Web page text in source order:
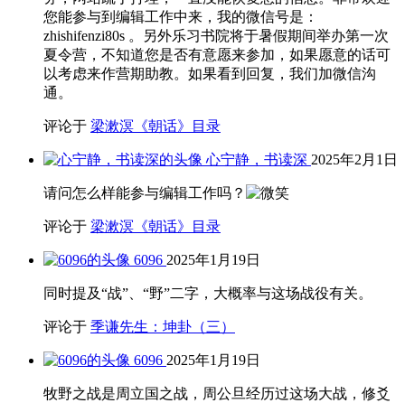
您能参与到编辑工作中来，我的微信号是：
zhishifenzi80s 。另外乐习书院将于暑假期间举办第一次
夏令营，不知道您是否有意愿来参加，如果愿意的话可
以考虑来作营期助教。如果看到回复，我们加微信沟
通。
评论于 梁漱溟《朝话》目录
心宁静，书读深 2025年2月1日
请问怎么样能参与编辑工作吗？
评论于 梁漱溟《朝话》目录
6096 2025年1月19日
同时提及“战”、“野”二字，大概率与这场战役有关。
评论于 季谦先生：坤卦（三）
6096 2025年1月19日
牧野之战是周立国之战，周公旦经历过这场大战，修爻